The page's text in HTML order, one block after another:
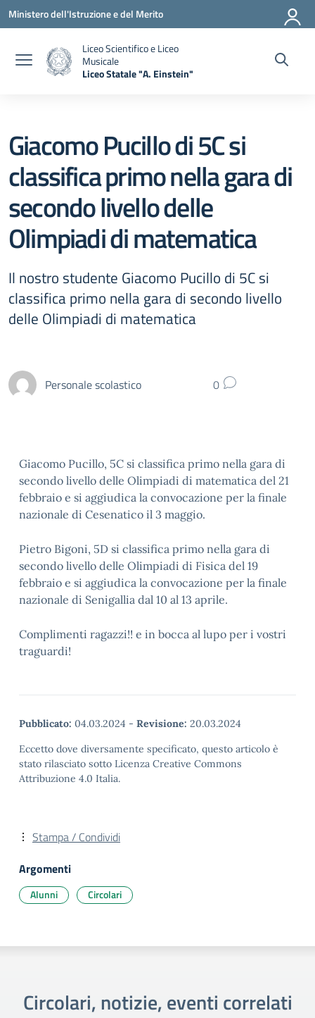
Vai ai contenuti
Vai al menu di navigazione
Vai al footer
Ministero dell'Istruzione e del Merito
Liceo Scientifico e Liceo
Musicale
Liceo Statale "A. Einstein"
Giacomo Pucillo di 5C si
classifica primo nella gara di
secondo livello delle
Olimpiadi di matematica
Il nostro studente Giacomo Pucillo di 5C si
classifica primo nella gara di secondo livello
delle Olimpiadi di matematica
Personale scolastico 0
Giacomo Pucillo, 5C si classifica primo nella gara di
secondo livello delle Olimpiadi di matematica del 21
febbraio e si aggiudica la convocazione per la finale
nazionale di Cesenatico il 3 maggio.
Pietro Bigoni, 5D si classifica primo nella gara di
secondo livello delle Olimpiadi di Fisica del 19
febbraio e si aggiudica la convocazione per la finale
nazionale di Senigallia dal 10 al 13 aprile.
Complimenti ragazzi!! e in bocca al lupo per i vostri
traguardi!
Pubblicato: 04.03.2024 - Revisione: 20.03.2024
Eccetto dove diversamente specificato, questo articolo è
stato rilasciato sotto Licenza Creative Commons
Attribuzione 4.0 Italia.
Stampa / Condividi
Argomenti
Alunni Circolari
Circolari, notizie, eventi correlati